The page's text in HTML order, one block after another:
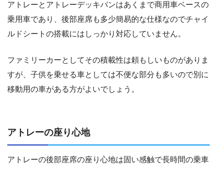
アトレーとアトレーデッキバンはあくまで商用車ベースの
乗用車であり、後部座席も多少簡易的な仕様なのでチャイ
ルドシートの搭載にはしっかり対応していません。
ファミリーカーとしてその積載性は頼もしいものがありま
すが、子供を乗せる車としては不便な部分も多いので別に
移動用の車がある方がよいでしょう。
アトレーの座り心地
アトレーの後部座席の座り心地は固い感触で長時間の乗車